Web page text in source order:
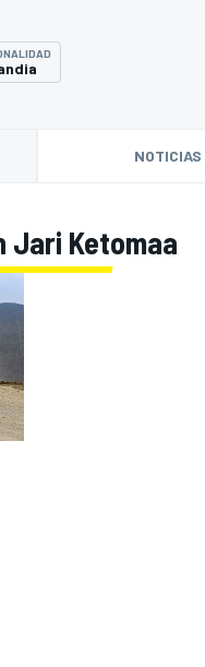
E
NOTICIAS
Jari Ketomaa